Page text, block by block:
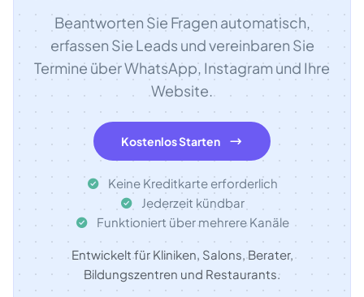
Beantworten Sie Fragen automatisch,
erfassen Sie Leads und vereinbaren Sie
Termine über WhatsApp, Instagram und Ihre
Website.
Kostenlos Starten
Keine Kreditkarte erforderlich
Jederzeit kündbar
Funktioniert über mehrere Kanäle
Entwickelt für Kliniken, Salons, Berater,
Bildungszentren und Restaurants.